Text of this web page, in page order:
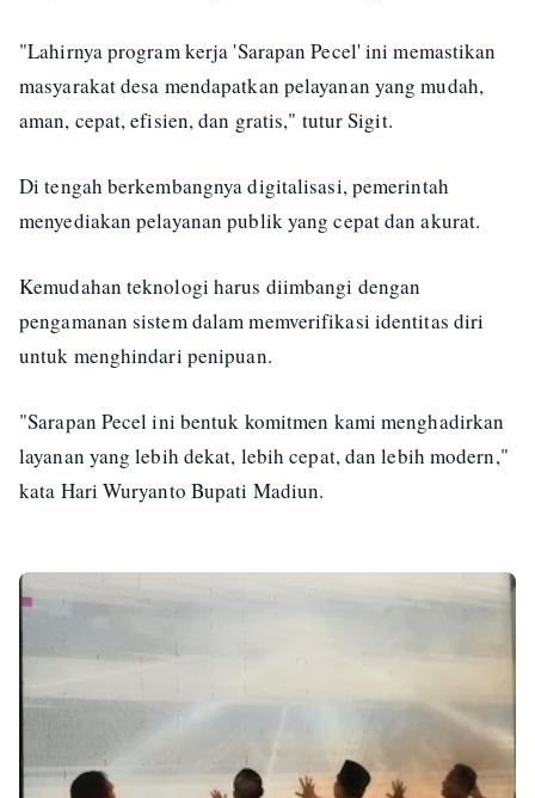
"Lahirnya program kerja 'Sarapan Pecel' ini memastikan
masyarakat desa mendapatkan pelayanan yang mudah,
aman, cepat, efisien, dan gratis," tutur Sigit.
Di tengah berkembangnya digitalisasi, pemerintah
menyediakan pelayanan publik yang cepat dan akurat.
Kemudahan teknologi harus diimbangi dengan
pengamanan sistem dalam memverifikasi identitas diri
untuk menghindari penipuan.
"Sarapan Pecel ini bentuk komitmen kami menghadirkan
layanan yang lebih dekat, lebih cepat, dan lebih modern,"
kata Hari Wuryanto Bupati Madiun.